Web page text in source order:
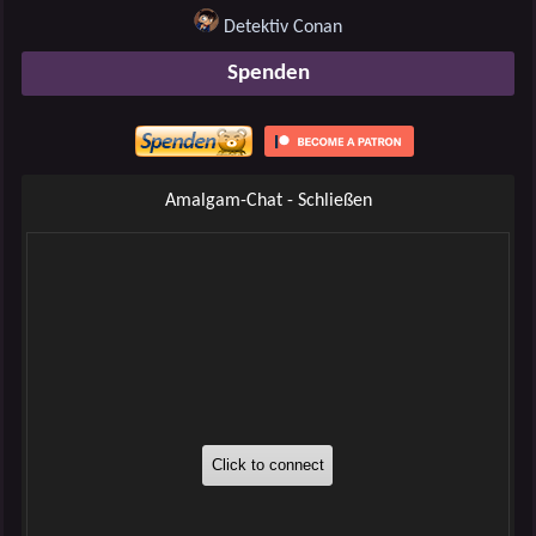
Detektiv Conan
Spenden
Amalgam-Chat - Schließen